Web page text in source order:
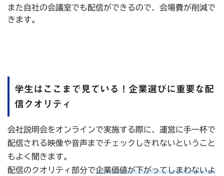
また自社の会議室でも配信ができるので、会場費が削減で
きます。
学生はここまで見ている！企業選びに重要な配
信クオリティ
会社説明会をオンラインで実施する際に、運営に手一杯で
配信される映像や音声までチェックしきれないということ
もよく聞きます。
配信のクオリティ部分で企業価値が下がってしまわないよ